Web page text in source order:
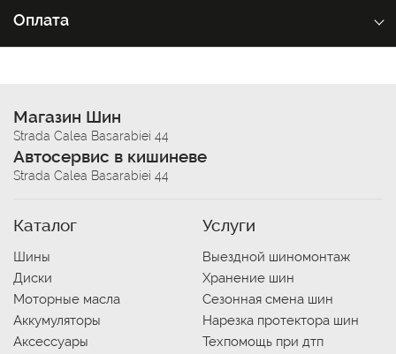
Оплата
Магазин Шин
Strada Calea Basarabiei 44
Автосервис в кишиневе
Strada Calea Basarabiei 44
Каталог
Шины
Диски
Моторные масла
Аккумуляторы
Аксессуары
Услуги
Выездной шиномонтаж
Хранение шин
Сезонная смена шин
Нарезка протектора шин
Техпомощь при дтп